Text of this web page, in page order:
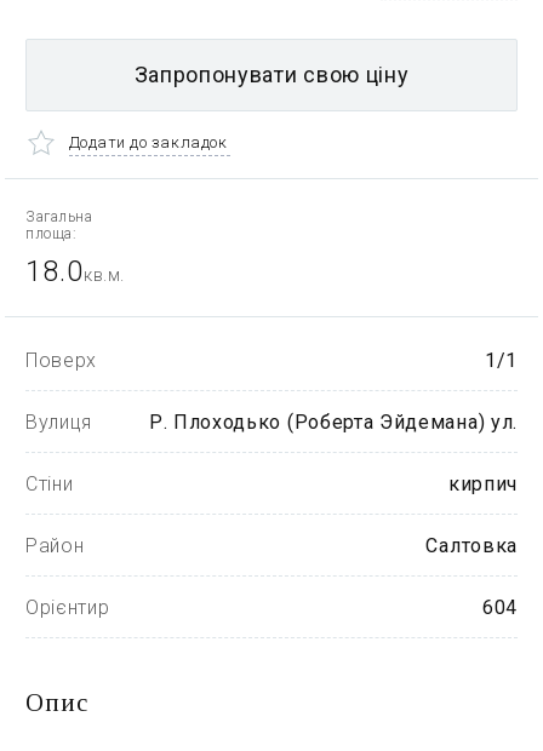
Запропонувати свою ціну
Додати до закладок
Загальна
площа:
18.0кв.м.
Поверх 1/1
Вулиця Р. Плоходько (Роберта Эйдемана) ул.
Стіни кирпич
Район Салтовка
Орієнтир 604
Опис